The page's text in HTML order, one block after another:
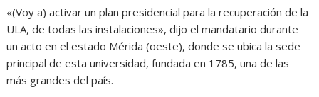
«(Voy a) activar un plan presidencial para la recuperación de la
ULA, de todas las instalaciones», dijo el mandatario durante
un acto en el estado Mérida (oeste), donde se ubica la sede
principal de esta universidad, fundada en 1785, una de las
más grandes del país.